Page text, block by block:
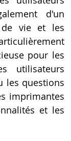
d'un
de vie et les
pour les
utilisateurs
les questions
imprimantes
et les